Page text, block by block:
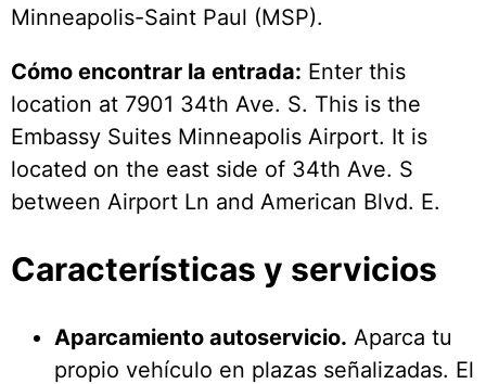
Minneapolis-Saint Paul (MSP).
Cómo encontrar la entrada: Enter this
location at 7901 34th Ave. S. This is the
Embassy Suites Minneapolis Airport. It is
located on the east side of 34th Ave. S
between Airport Ln and American Blvd. E.
Características y servicios
Aparcamiento autoservicio. Aparca tu
propio vehículo en plazas señalizadas. El